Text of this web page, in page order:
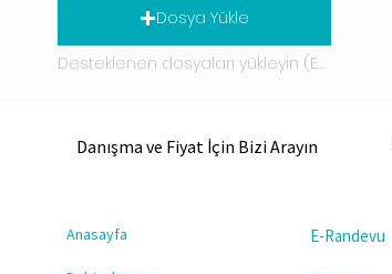
Dosya Yükle
Desteklenen dosyaları yükleyin (En fazla 15 MB)
Danışma ve Fiyat İçin Bizi Arayın
Anasayfa E-Randevu